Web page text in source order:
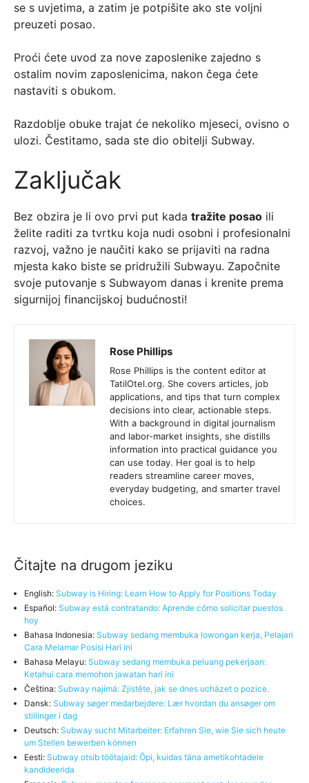
se s uvjetima, a zatim je potpišite ako ste voljni
preuzeti posao.
Proći ćete uvod za nove zaposlenike zajedno s
ostalim novim zaposlenicima, nakon čega ćete
nastaviti s obukom.
Razdoblje obuke trajat će nekoliko mjeseci, ovisno o
ulozi. Čestitamo, sada ste dio obitelji Subway.
Zaključak
Bez obzira je li ovo prvi put kada tražite posao ili
želite raditi za tvrtku koja nudi osobni i profesionalni
razvoj, važno je naučiti kako se prijaviti na radna
mjesta kako biste se pridružili Subwayu. Započnite
svoje putovanje s Subwayom danas i krenite prema
sigurnijoj financijskoj budućnosti!
Rose Phillips
Rose Phillips is the content editor at
TatilOtel.org. She covers articles, job
applications, and tips that turn complex
decisions into clear, actionable steps.
With a background in digital journalism
and labor-market insights, she distills
information into practical guidance you
can use today. Her goal is to help
readers streamline career moves,
everyday budgeting, and smarter travel
choices.
Čitajte na drugom jeziku
English: Subway is Hiring: Learn How to Apply for Positions Today
Español: Subway está contratando: Aprende cómo solicitar puestos
hoy
Bahasa Indonesia: Subway sedang membuka lowongan kerja, Pelajari
Cara Melamar Posisi Hari ini
Bahasa Melayu: Subway sedang membuka peluang pekerjaan:
Ketahui cara memohon jawatan hari ini
Čeština: Subway najímá: Zjistěte, jak se dnes ucházet o pozice.
Dansk: Subway søger medarbejdere: Lær hvordan du ansøger om
stillinger i dag
Deutsch: Subway sucht Mitarbeiter: Erfahren Sie, wie Sie sich heute
um Stellen bewerben können
Eesti: Subway otsib töötajaid: Õpi, kuidas täna ametikohtadele
kandideerida